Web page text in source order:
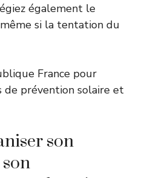
également le
si la tentation du
France pour
de prévention solaire et
son